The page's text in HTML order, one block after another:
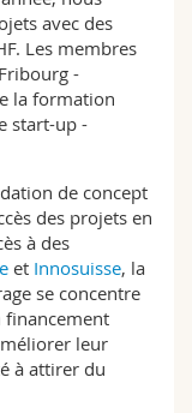
avec des
Les membres
-
la formation
start-up -
de concept
des projets en
à des
et Innosuisse, la
se concentre
financement
leur
à attirer du